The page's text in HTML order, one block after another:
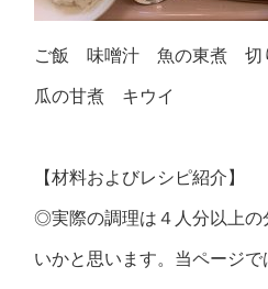
ご飯 味噌汁 魚の東煮 切
瓜の甘煮 キウイ
【材料およびレシピ紹介】
◎実際の調理は４人分以上の
いかと思います。当ページ